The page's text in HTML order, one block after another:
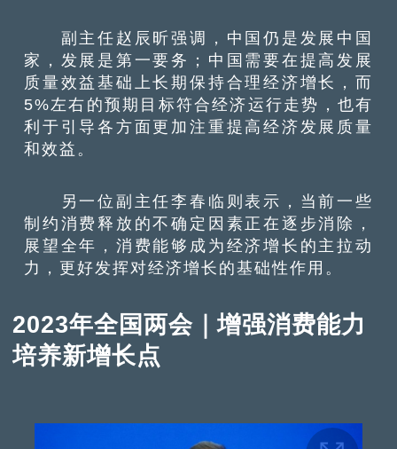
副主任赵辰昕强调，中国仍是发展中国
家，发展是第一要务；中国需要在提高发展
质量效益基础上长期保持合理经济增长，而
5%左右的预期目标符合经济运行走势，也有
利于引导各方面更加注重提高经济发展质量
和效益。
另一位副主任李春临则表示，当前一些
制约消费释放的不确定因素正在逐步消除，
展望全年，消费能够成为经济增长的主拉动
力，更好发挥对经济增长的基础性作用。
2023年全国两会｜增强消费能力
培养新增长点